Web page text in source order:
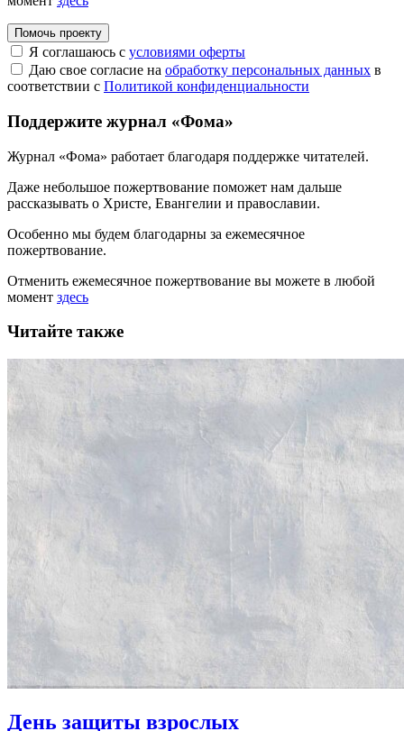
Помочь проекту
Я соглашаюсь с условиями оферты
Даю свое согласие на обработку персональных данных в
соответствии с Политикой конфиденциальности
Поддержите журнал «Фома»
Журнал «Фома» работает благодаря поддержке читателей.
Даже небольшое пожертвование поможет нам дальше
рассказывать о Христе, Евангелии и православии.
Особенно мы будем благодарны за ежемесячное
пожертвование.
Отменить ежемесячное пожертвование вы можете в любой
момент здесь
Читайте также
День защиты взрослых